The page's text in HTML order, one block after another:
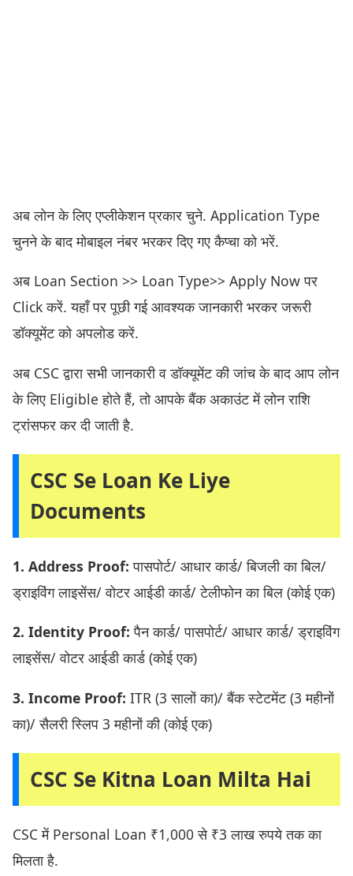
अब लोन के लिए एप्लीकेशन प्रकार चुने. Application Type
चुनने के बाद मोबाइल नंबर भरकर दिए गए कैप्चा को भरें.
अब Loan Section >> Loan Type>> Apply Now पर
Click करें. यहाँ पर पूछी गई आवश्यक जानकारी भरकर जरूरी
डॉक्यूमेंट को अपलोड करें.
अब CSC द्वारा सभी जानकारी व डॉक्यूमेंट की जांच के बाद आप लोन
के लिए Eligible होते हैं, तो आपके बैंक अकाउंट में लोन राशि
ट्रांसफर कर दी जाती है.
CSC Se Loan Ke Liye
Documents
1. Address Proof: पासपोर्ट/ आधार कार्ड/ बिजली का बिल/
ड्राइविंग लाइसेंस/ वोटर आईडी कार्ड/ टेलीफोन का बिल (कोई एक)
2. Identity Proof: पैन कार्ड/ पासपोर्ट/ आधार कार्ड/ ड्राइविंग
लाइसेंस/ वोटर आईडी कार्ड (कोई एक)
3. Income Proof: ITR (3 सालों का)/ बैंक स्टेटमेंट (3 महीनों
का)/ सैलरी स्लिप 3 महीनों की (कोई एक)
CSC Se Kitna Loan Milta Hai
CSC में Personal Loan ₹1,000 से ₹3 लाख रुपये तक का
मिलता है.